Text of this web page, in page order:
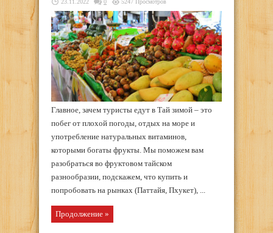
23.11.2022 0 5247 Просмотров
Главное, зачем туристы едут в Тай зимой – это
побег от плохой погоды, отдых на море и
употребление натуральных витаминов,
которыми богаты фрукты. Мы поможем вам
разобраться во фруктовом тайском
разнообразии, подскажем, что купить и
попробовать на рынках (Паттайя, Пхукет), ...
Продолжение »